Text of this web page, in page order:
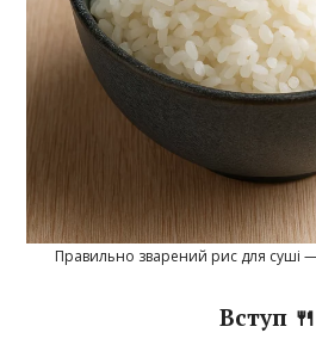
Правильно зварений рис для суші
Вступ 🍴